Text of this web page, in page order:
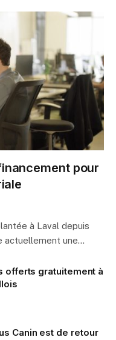
pour
à Laval depuis
actuellement une…
offerts gratuitement à
Canin est de retour